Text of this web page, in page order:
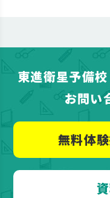
東進衛星予備
お問い
無料体